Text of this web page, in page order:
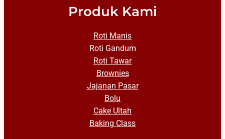
Produk Kami
Roti Manis
Roti Gandum
Roti Tawar
Brownies
Jajanan Pasar
Bolu
Cake Ultah
Baking Class